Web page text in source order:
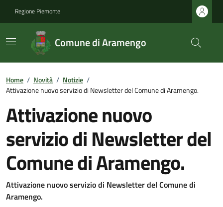
Regione Piemonte
Comune di Aramengo
Home / Novità / Notizie /
Attivazione nuovo servizio di Newsletter del Comune di Aramengo.
Attivazione nuovo
servizio di Newsletter del
Comune di Aramengo.
Attivazione nuovo servizio di Newsletter del Comune di
Aramengo.